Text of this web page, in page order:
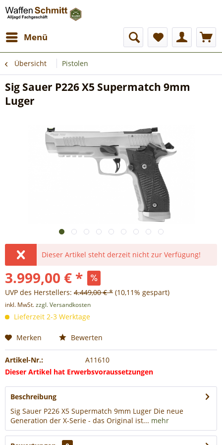
Menü
Übersicht Pistolen
Sig Sauer P226 X5 Supermatch 9mm
Luger
Dieser Artikel steht derzeit nicht zur Verfügung!
3.999,00 € *
UVP des Herstellers: 4.449,00 € * (10,11% gespart)
inkl. MwSt.zzgl. Versandkosten
Lieferzeit 2-3 Werktage
Merken Bewerten
Artikel-Nr.:
A11610
Dieser Artikel hat Erwerbsvoraussetzungen
Beschreibung
Sig Sauer P226 X5 Supermatch 9mm Luger Die neue
Generation der X-Serie - das Original ist... mehr